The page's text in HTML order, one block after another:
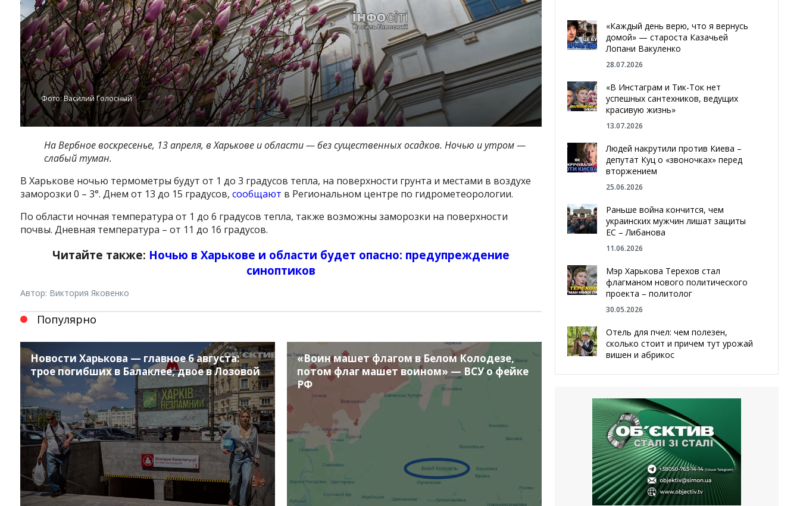
Фото: Василий Голосный
На Вербное воскресенье, 13 апреля, в Харькове и области — без существенных осадков. Ночью и утром —
слабый туман.
В Харькове ночью термометры будут от 1 до 3 градусов тепла, на поверхности грунта и местами в воздухе
заморозки 0 – 3°. Днем от 13 до 15 градусов, сообщают в Региональном центре по гидрометеорологии.
По области ночная температура от 1 до 6 градусов тепла, также возможны заморозки на поверхности
почвы. Дневная температура – ​​от 11 до 16 градусов.
Читайте также: Ночью в Харькове и области будет опасно: предупреждение
синоптиков
Автор: Виктория Яковенко
Популярно
Новости Харькова — главное 6 августа:
трое погибших в Балаклее, двое в Лозовой
«Воин машет флагом в Белом Колодезе,
потом флаг машет воином» — ВСУ о фейке
РФ
«Каждый день верю, что я вернусь
домой» — староста Казачьей
Лопани Вакуленко
28.07.2026
«В Инстаграм и Тик-Ток нет
успешных сантехников, ведущих
красивую жизнь»
13.07.2026
Людей накрутили против Киева –
депутат Куц о «звоночках» перед
вторжением
25.06.2026
Раньше война кончится, чем
украинских мужчин лишат защиты
ЕС – Либанова
11.06.2026
Мэр Харькова Терехов стал
флагманом нового политического
проекта – политолог
30.05.2026
Отель для пчел: чем полезен,
сколько стоит и причем тут урожай
вишен и абрикос
Чугуева, города, который устоял,
несмотря ни на что
21.05.2026
«ТЦК нарушает закон? Пусть
платят!» Как благодаря штрафу
женщину сняли с учета
15.05.2026